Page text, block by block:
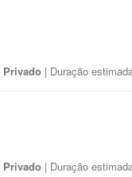
Privado | Duração
Privado | Duração